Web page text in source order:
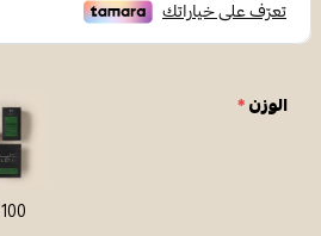
الوزن*
100 جرام